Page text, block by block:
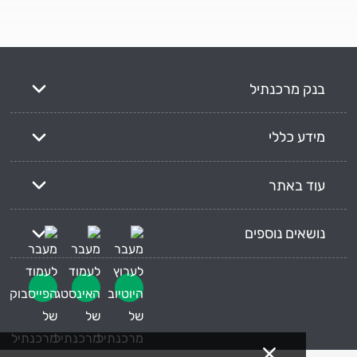
בנק מרכנתיל
מידע כללי
עוד באתר
נושאים נוספים